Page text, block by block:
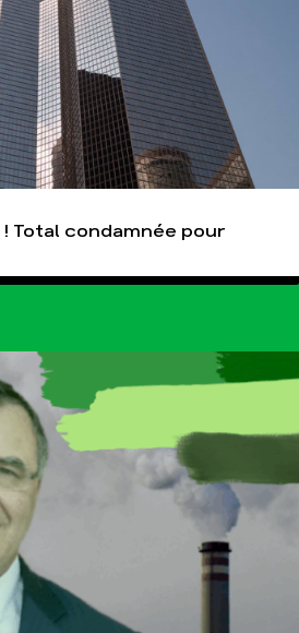
Total condamnée pour